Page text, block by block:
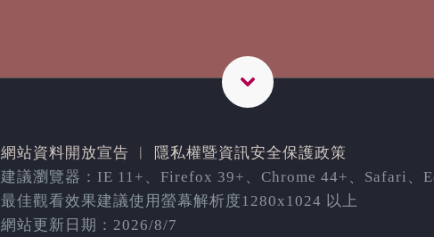
網站資料開放宣告 ︳
隱私權暨資訊安全保護政策
建議瀏覽器：IE 11+、Firefox 39+、Chrome 44+、Safari、
最佳觀看效果建議使用螢幕解析度1280x1024 以上
網站更新日期：2026/8/7